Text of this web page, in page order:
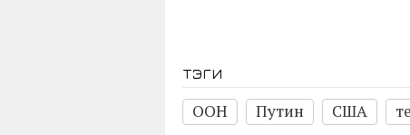
тэги
ООН
Путин США